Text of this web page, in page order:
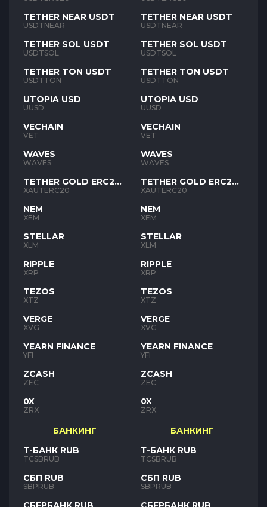
TETHER NEAR USDT
USDTNEAR
TETHER SOL USDT
USDTSOL
TETHER TON USDT
USDTTON
UTOPIA USD
UUSD
VECHAIN
VET
WAVES
WAVES
TETHER GOLD ERC20
XAUT
XAUTERC20
NEM
XEM
STELLAR
XLM
RIPPLE
XRP
TEZOS
XTZ
VERGE
XVG
YEARN FINANCE
YFI
ZCASH
ZEC
0X
ZRX
БАНКИНГ
Т-БАНК RUB
TCSBRUB
СБП RUB
SBPRUB
TETHER NEAR USDT
USDTNEAR
TETHER SOL USDT
USDTSOL
TETHER TON USDT
USDTTON
UTOPIA USD
UUSD
VECHAIN
VET
WAVES
WAVES
TETHER GOLD ERC20
XAUT
XAUTERC20
NEM
XEM
STELLAR
XLM
RIPPLE
XRP
TEZOS
XTZ
VERGE
XVG
YEARN FINANCE
YFI
ZCASH
ZEC
0X
ZRX
БАНКИНГ
Т-БАНК RUB
TCSBRUB
СБП RUB
SBPRUB